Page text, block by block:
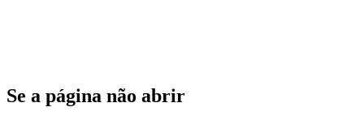
Se a página não abrir